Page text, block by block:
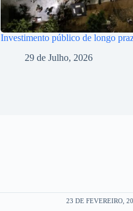
Investimento público de longo
29 de Julho, 2026
23 DE FEVEREIRO,